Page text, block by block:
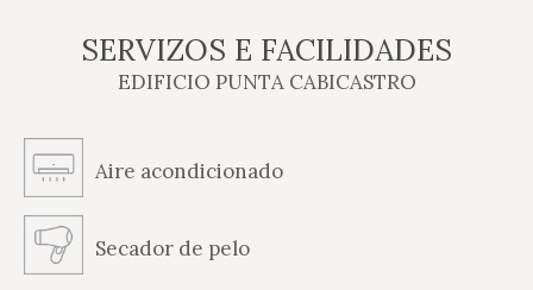
SERVIZOS E FACILIDADES
EDIFICIO PUNTA CABICASTRO
Aire acondicionado
Secador de pelo